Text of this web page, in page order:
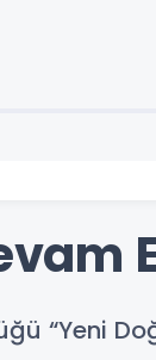
“Yeni